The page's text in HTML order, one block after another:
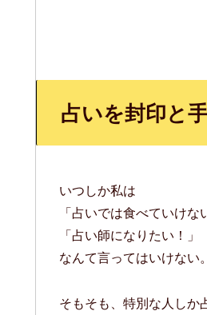
占いを封印と
いつしか私は
「占いでは食べていけな
「占い師になりたい！」
なんて言ってはいけない。
そもそも、特別な人しか